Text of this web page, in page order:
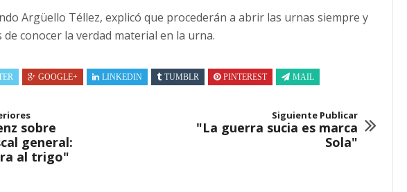
Argüello Téllez, explicó que procederán a abrir las urnas siempre y
de conocer la verdad material en la urna.
GOOGLE+ LINKEDIN TUMBLR PINTEREST MAIL
sobre
general:
al trigo"
Siguiente Publicar
"La guerra sucia es marca
Sola"